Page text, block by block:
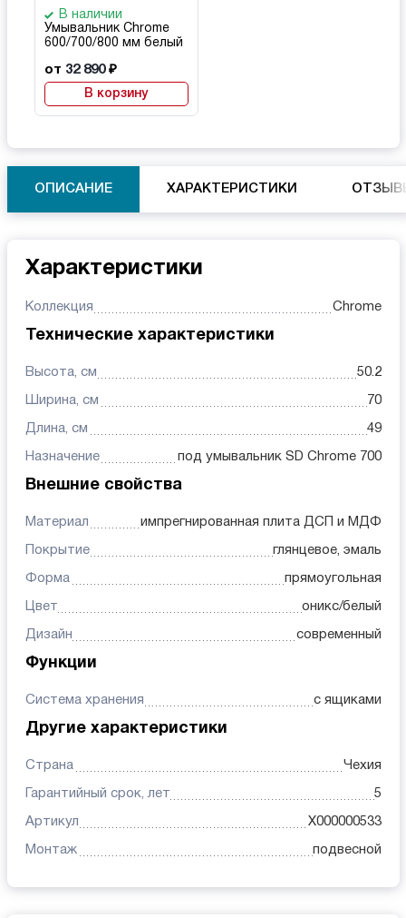
В наличии
Умывальник Chrome
600/700/800 мм белый
от 32 890₽
В корзину
ОПИСАНИЕ ХАРАКТЕРИСТИКИ
Характеристики
Коллекция Chrome
Технические характеристики
Высота, см 50.2
Ширина, см 70
Длина, см 49
Назначение под умывальник SD Chrome 700
Внешние свойства
Материал импрегнированная плита ДСП и МДФ
Покрытие глянцевое, эмаль
Форма прямоугольная
Цвет оникс/белый
Дизайн современный
Функции
Система хранения с ящиками
Другие характеристики
Страна Чехия
Гарантийный срок, лет 5
Артикул X000000533
Монтаж подвесной